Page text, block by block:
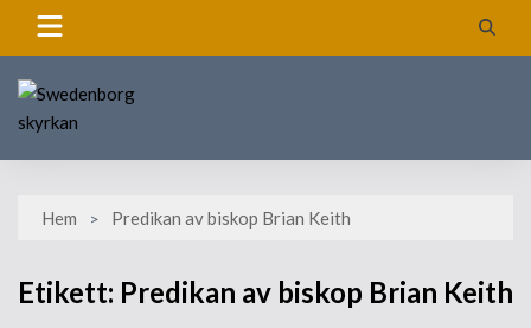
Hem Predikan av biskop Brian Keith
Etikett: Predikan av biskop Brian Keith